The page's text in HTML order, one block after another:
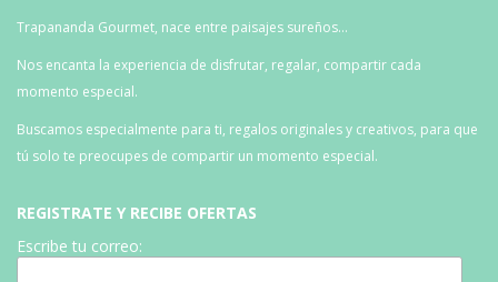
Trapananda Gourmet, nace entre paisajes sureños…
Nos encanta la experiencia de disfrutar, regalar, compartir cada
momento especial.
Buscamos especialmente para ti, regalos originales y creativos, para que
tú solo te preocupes de compartir un momento especial.
REGISTRATE Y RECIBE OFERTAS
Escribe tu correo: